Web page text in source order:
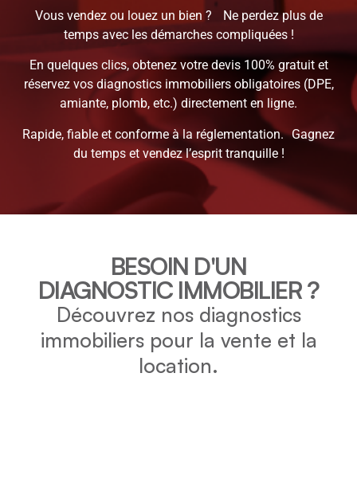
Vous vendez ou louez un bien ? Ne perdez plus de
temps avec les démarches compliquées !
En quelques clics, obtenez votre devis 100% gratuit et
réservez vos diagnostics immobiliers obligatoires (DPE,
amiante, plomb, etc.) directement en ligne.
Rapide, fiable et conforme à la réglementation. Gagnez
du temps et vendez l’esprit tranquille !
BESOIN D'UN
DIAGNOSTIC IMMOBILIER ?
Découvrez nos diagnostics
immobiliers pour la vente et la
location.